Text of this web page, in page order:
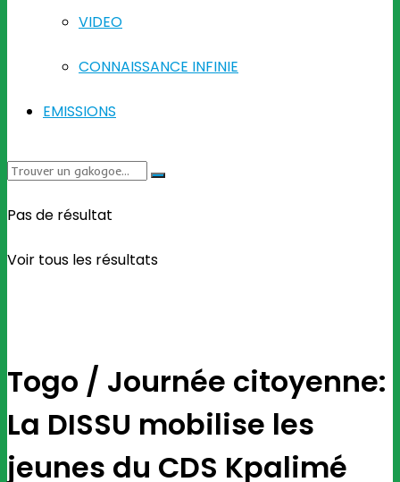
VIDEO
CONNAISSANCE INFINIE
EMISSIONS
Pas de résultat
Voir tous les résultats
Togo / Journée citoyenne:
La DISSU mobilise les
jeunes du CDS Kpalimé